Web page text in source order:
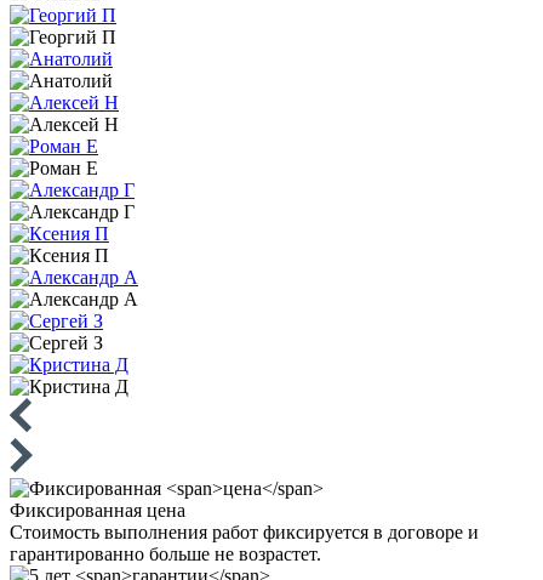
Фиксированная цена
Стоимость выполнения работ фиксируется в договоре и
гарантированно больше не возрастет.